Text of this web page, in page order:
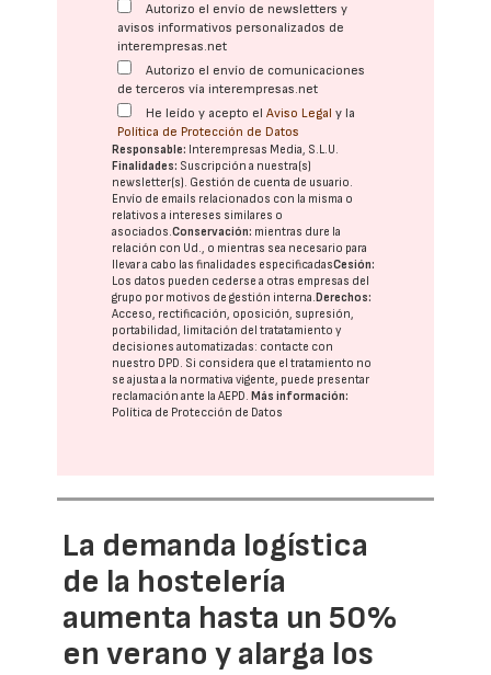
Autorizo el envío de newsletters y
avisos informativos personalizados de
interempresas.net
Autorizo el envío de comunicaciones
de terceros vía interempresas.net
He leído y acepto elAviso Legal y la
Política de Protección de Datos
Responsable: Interempresas Media, S.L.U.
Finalidades: Suscripción a nuestra(s)
newsletter(s). Gestión de cuenta de usuario.
Envío de emails relacionados con la misma o
relativos a intereses similares o
asociados.Conservación: mientras dure la
relación con Ud., o mientras sea necesario para
llevar a cabo las finalidades especificadasCesión:
Los datos pueden cederse a otras empresas del
grupo por motivos de gestión interna. Derechos:
Acceso, rectificación, oposición, supresión,
portabilidad, limitación del tratatamiento y
decisiones automatizadas: contacte con
nuestro DPD. Si considera que el tratamiento no
se ajusta a la normativa vigente, puede presentar
reclamación ante laAEPD. Más información:
Política de Protección de Datos
La demanda logística
de la hostelería
aumenta hasta un 50%
en verano y alarga los